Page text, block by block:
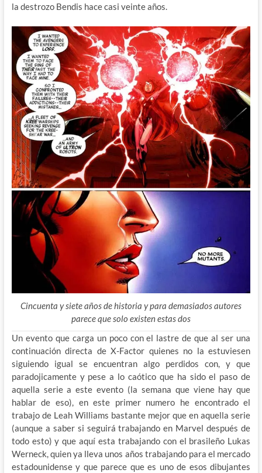
la destrozo Bendis hace casi veinte años.
Cincuenta y siete años de historia y para demasiados autores
parece que solo existen estas dos
Un evento que carga un poco con el lastre de que al ser una
continuación directa de X-Factor quienes no la estuviesen
siguiendo igual se encuentran algo perdidos con, y que
paradojicamente y pese a lo caótico que ha sido el paso de
aquella serie a este evento (la semana que viene hay que
hablar de eso), en este primer numero he encontrado el
trabajo de Leah Williams bastante mejor que en aquella serie
(aunque a saber si seguirá trabajando en Marvel después de
todo esto) y que aquí esta trabajando con el brasileño Lukas
Werneck, quien ya lleva unos años trabajando para el mercado
estadounidense y que parece que es uno de esos dibujantes